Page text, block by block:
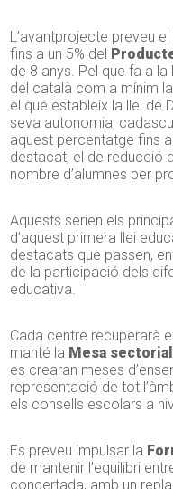
L’avantprojecte preveu
fins a un 5% del
de 8 anys. Pel que fa a
del català com a mínim
el que estableix la llei de
seva autonomia,
aquest percentatge fins
destacat, el de reducció
nombre d’alumnes per
Aquests serien els
d’aquest primera llei
destacats que passen,
de la participació dels
educativa.
Cada centre recuperarà
manté la Mesa sectorial
es crearan meses
representació de tot
els consells escolars a
Es preveu impulsar la
de mantenir l’equilibri
concertada, amb un